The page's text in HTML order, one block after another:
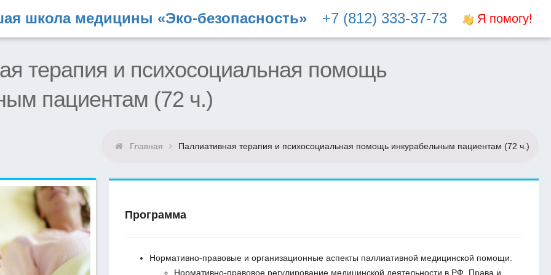
школа медицины «Эко-безопасность» +7 (812) 333-37-73 Я помогу!
терапия и психосоциальная помощь
пациентам (72 ч.)
Главная Паллиативная терапия и психосоциальная помощь инкурабельным пациентам (72 ч.)
Программа
Нормативно-правовые и организационные аспекты паллиативной медицинской помощи.
Нормативно-правовое регулирование медицинской деятельности в РФ. Права и